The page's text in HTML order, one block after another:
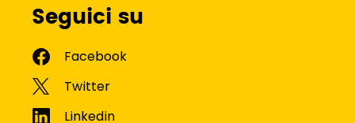
Seguici su